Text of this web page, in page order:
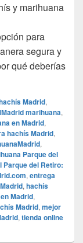
y marihuana
para
segura y
qué deberías
y
Madrid,
marihuana,
en Madrid,
hachís Madrid,
,
Parque del
Parque del Retiro:
, entrega
, hachís
Madrid,
Madrid, mejor
, tienda online